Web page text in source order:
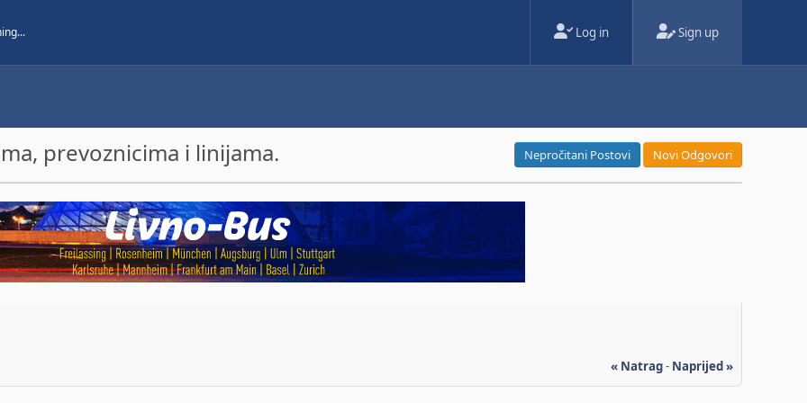
Log in Sign up
prevoznicima i linijama. Nepročitani Postovi Novi Odgovori
« Natrag- Naprijed »